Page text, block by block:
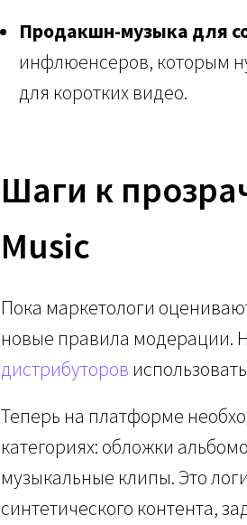
Продакшн-музыка для
инфлюенсеров, которым
для коротких видео.
Шаги к
Music
Пока маркетологи
новые правила модерации.
дистрибуторов
Теперь на платформе
категориях: обложки
музыкальные клипы. Это
синтетического контента,